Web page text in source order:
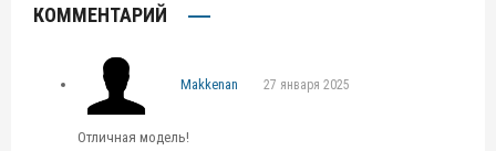
КОММЕНТАРИЙ
Makkenan 27 января 2025
Отличная модель!